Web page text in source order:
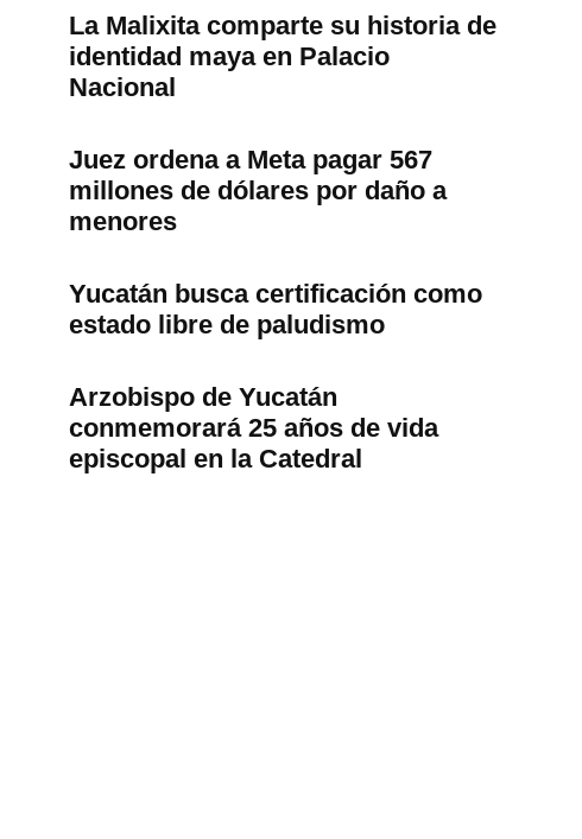
La Malixita comparte su historia de
identidad maya en Palacio
Nacional
Juez ordena a Meta pagar 567
millones de dólares por daño a
menores
Yucatán busca certificación como
estado libre de paludismo
Arzobispo de Yucatán
conmemorará 25 años de vida
episcopal en la Catedral